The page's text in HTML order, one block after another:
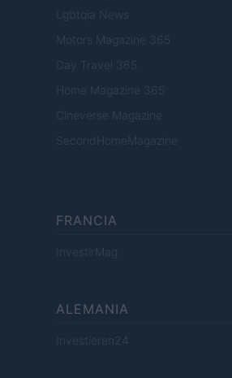
Lgbtqia News
Motors Magazine 365
Day Travel 365
Home Magazine 365
Cineverse Magazine
SecondHomeMagazine
FRANCIA
InvestirMag
ALEMANIA
Investieren24